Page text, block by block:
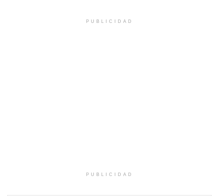
PUBLICIDAD
PUBLICIDAD